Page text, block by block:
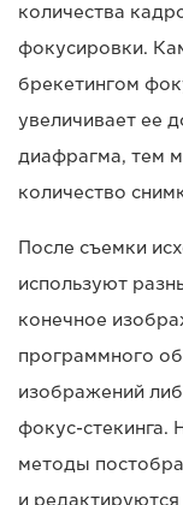
количества
фокусировки.
брекетингом
увеличивает ее
диафрагма, тем
количество
После съемки
используют
конечное
программного
изображений
фокус-стекинга.
методы
и